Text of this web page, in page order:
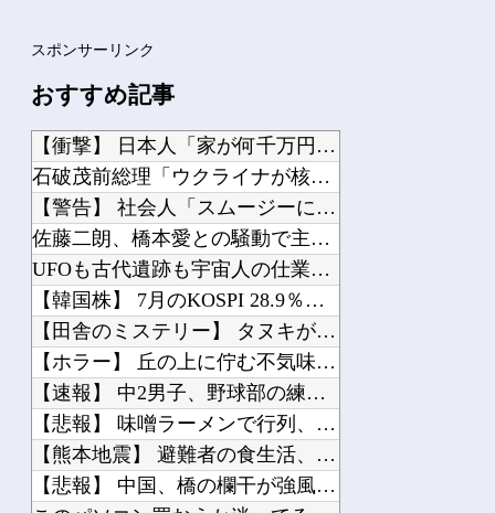
スポンサーリンク
おすすめ記事
【衝撃】 日本人「家が何千万円もするのは狂ってる」大工「はぁ？じゃ自分で作ってみ...
石破茂前総理「ウクライナが核放棄しなければロシア侵攻しなかった」！
【警告】 社会人「スムージーにキウイ皮ごと入れよ。これ美容にいいんだよね〜」→ ...
佐藤二朗、橋本愛との騒動で主演映画が完全白紙へｗｗｗｗｗ
UFOも古代遺跡も宇宙人の仕業なのか、人間の英知なのか？ 宇宙・超古代文明傑作7...
【韓国株】 7月のKOSPI 28.9％下落…通貨危機を超える過去最大の下げ幅
【田舎のミステリー】 タヌキが人間に化ける説、これ多分マジ
【ホラー】 丘の上に佇む不気味すぎる廃墟に行ってみた結果
【速報】 中2男子、野球部の練習中に頭部を強打しCT検査→70代医師「問題ないで...
【悲報】 味噌ラーメンで行列、出来ない
【熊本地震】 避難者の食生活、改善急務…調理できず「パン飽き飽き」断水なお３万戸...
【悲報】 中国、橋の欄干が強風一発で粉々に 鉄筋ゼロ 当局「接着剤でくっつけただ...